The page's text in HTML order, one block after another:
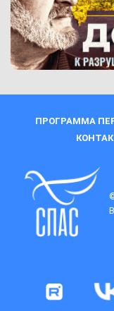
ПРОГРАММА